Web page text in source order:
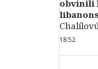
obvinili
18:52